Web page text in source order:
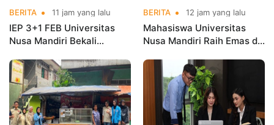
BERITA 11 jam yang lalu
IEP 3+1 FEB Universitas
Nusa Mandiri Bekali
Kerja Sebelum Lulus
BERITA 12 jam yang lalu
Mahasiswa Universitas
Nusa Mandiri Raih Emas di
Indonesia Open
Championships 2026